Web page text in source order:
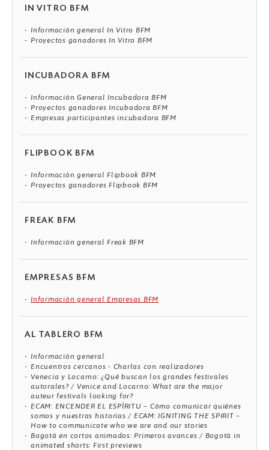
IN VITRO BFM
Información general In Vitro BFM
Proyectos ganadores In Vitro BFM
INCUBADORA BFM
Información General Incubadora BFM
Proyectos ganadores Incubadora BFM
Empresas participantes incubadora BFM
FLIPBOOK BFM
Información general Flipbook BFM
Proyectos ganadores Flipbook BFM
FREAK BFM
Información general Freak BFM
EMPRESAS BFM
Información general Empresas BFM
AL TABLERO BFM
Información general
Encuentros cercanos - Charlas con realizadores
Venecia y Locarno: ¿Qué buscan los grandes festivales
autorales? / Venice and Locarno: What are the major
auteur festivals looking for?
ECAM: ENCENDER EL ESPÍRITU – Cómo comunicar quiénes
somos y nuestras historias / ECAM: IGNITING THE SPIRIT –
How to communicate who we are and our stories
Bogotá en cortos animados: Primeros avances / Bogotá in
animated shorts: First previews